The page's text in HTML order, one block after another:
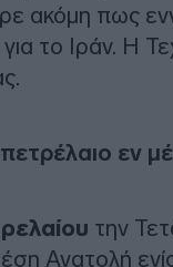
ακόμη πως
το Ιράν. Η
εν
την
Ανατολή